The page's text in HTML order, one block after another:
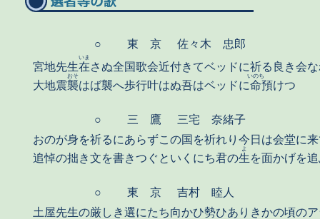
○ 東 京
佐々木 忠郎
宮地先生在
いま
さぬ全国歌会近付きてベッドに祈る良き会
大地震襲
おそ
はば襲へ歩行叶はぬ吾はベッドに命
いのち
預けつ
○ 三 鷹
三宅 奈緒子
おのが身を祈るにあらずこの国を祈れり今日は会堂に
追悼の拙き文を書きつぐといくにち君の生
よ
を面かげを
○ 東 京
吉村 睦人
土屋先生の厳しき選にたち向かひ勢ひありきかの頃の